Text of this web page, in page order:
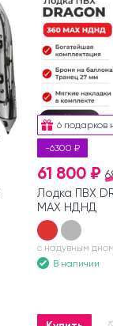
6 подарков
-6300 ₽
61 800 ₽
Лодка ПВХ
MAX НДНД
с надувным дном
В наличии